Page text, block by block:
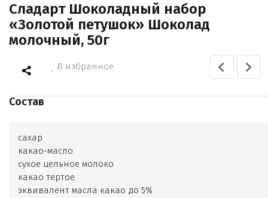
Сладарт Шоколадный набор
«Золотой петушок» Шоколад
молочный, 50г
В избранное
Состав
сахар
какао-масло
сухое цельное молоко
какао тертое
эквивалент масла какао до 5%